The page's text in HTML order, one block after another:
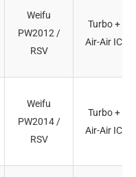
Weifu
PW2012 /
RSV
Turbo +
Air-Air IC
Weifu
PW2014 /
RSV
Turbo +
Air-Air IC